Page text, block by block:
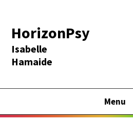
HorizonPsy
Isabelle
Hamaide
Menu